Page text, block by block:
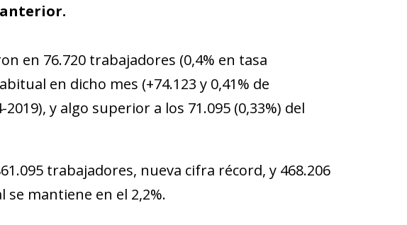
en 76.720 trabajadores (0,4% en tasa
en dicho mes (+74.123 y 0,41% de
y algo superior a los 71.095 (0,33%) del
trabajadores, nueva cifra récord, y 468.206
mantiene en el 2,2%.